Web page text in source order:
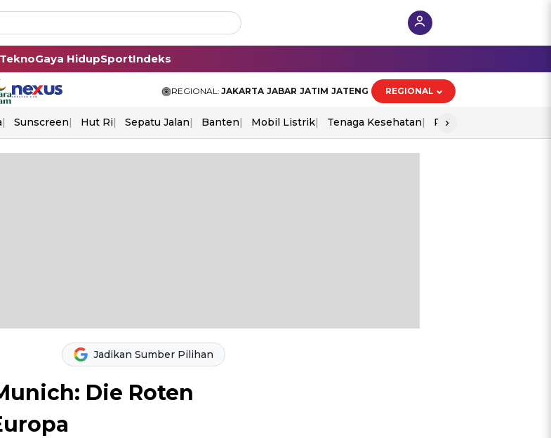
TeknoGaya HidupSportIndeks
REGIONAL: JAKARTA JABAR JATIM JATENG REGIONAL
Sunscreen Hut Ri Sepatu Jalan Banten Mobil Listrik Tenaga Kesehatan Perang As-Iran
›
Jadikan Sumber Pilihan
Die Roten